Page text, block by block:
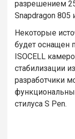
разрешением
Snapdragon 805
Некоторые
будет оснащен
ISOCELL
стабилизации
разработчики
стилуса S Pen.